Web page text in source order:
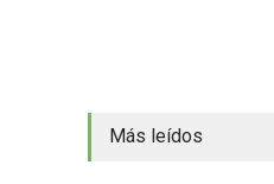
Más leídos